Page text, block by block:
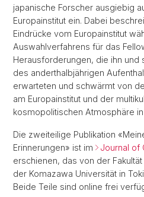
japanische Forscher ausgiebig
Europainstitut ein. Dabei
Eindrücke vom Europainstitut
Auswahlverfahrens für das
Herausforderungen, die ihn und
des anderthalbjährigen
erwarteten und schwärmt von
am Europainstitut und der
kosmopolitischen Atmosphäre in
Die zweiteilige Publikation
Erinnerungen» ist im
Journal of
erschienen, das von der
der Komazawa Universität in
Beide Teile sind online frei